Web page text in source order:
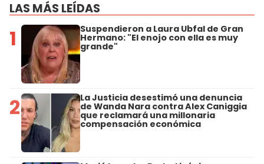
LAS MÁS LEÍDAS
1 Suspendieron a Laura Ubfal de Gran
Hermano: "El enojo con ella es muy
grande"
2 La Justicia desestimó una denuncia
de Wanda Nara contra Alex Caniggia
que reclamará una millonaria
compensación económica